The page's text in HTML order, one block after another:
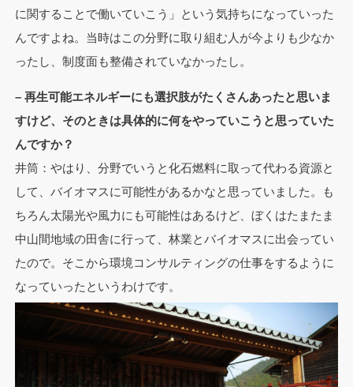
に関することで働いていこう」という気持ちになっていった
んですよね。当時はこの分野に取り組む人が今よりも少なか
ったし、制度面も整備されていなかったし。
– 再生可能エネルギーにも選択肢がたくさんあったと思いま
すけど、そのときは具体的に何をやっていこうと思っていた
んですか？
井筒：やはり、分野でいうと化石燃料に取って代わる資源と
して、バイオマスに可能性があるかなと思っていました。も
ちろん太陽光や風力にも可能性はあるけど、ぼくはたまたま
中山間地域の田舎に行って、林業とバイオマスに出会ってい
たので。そこから環境コンサルティングの仕事をするように
なっていったというわけです。